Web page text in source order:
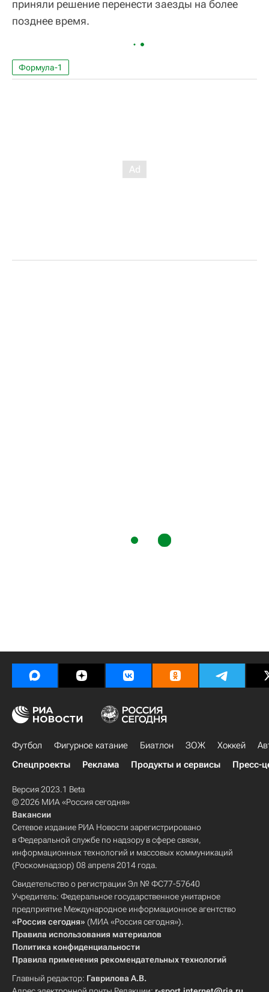
приняли решение перенести заезды на более
позднее время.
Формула-1
Футбол Фигурное катание Биатлон ЗОЖ Хоккей
Спецпроекты
Реклама Продукты и сервисы Пресс-
Версия 2023.1 Beta
© 2026 МИА «Россия сегодня»
Вакансии
Сетевое издание РИА Новости зарегистрировано
в Федеральной службе по надзору в сфере связи,
информационных технологий и массовых коммуникаций
(Роскомнадзор) 08 апреля 2014 года.
Свидетельство о регистрации Эл № ФС77-57640
Учредитель: Федеральное государственное унитарное
предприятие Международное информационное агентство
«Россия сегодня» (МИА «Россия сегодня»).
Правила использования материалов
Политика конфиденциальности
Правила применения рекомендательных технологий
Главный редактор: Гаврилова А.В.